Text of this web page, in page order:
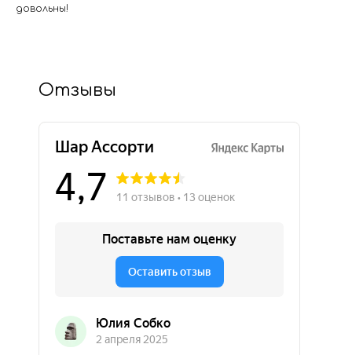
довольны!
Отзывы